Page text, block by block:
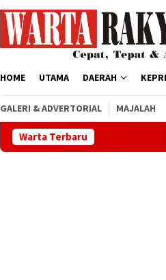
HOME UTAMA DAERAH KEPRI
GALERI & ADVERTORIAL MAJALAH
Warta Terbaru